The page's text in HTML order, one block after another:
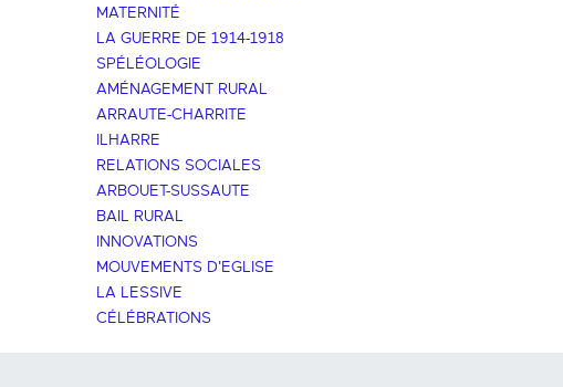
MATERNITÉ
LA GUERRE DE 1914-1918
SPÉLÉOLOGIE
AMÉNAGEMENT RURAL
ARRAUTE-CHARRITE
ILHARRE
RELATIONS SOCIALES
ARBOUET-SUSSAUTE
BAIL RURAL
INNOVATIONS
MOUVEMENTS D'EGLISE
LA LESSIVE
CÉLÉBRATIONS